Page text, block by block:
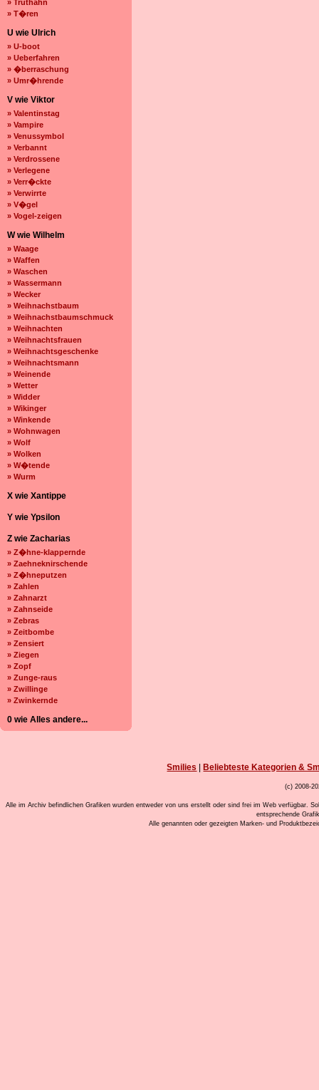
» Truthahn
» T�ren
U wie Ulrich
» U-boot
» Ueberfahren
» �berraschung
» Umr�hrende
V wie Viktor
» Valentinstag
» Vampire
» Venussymbol
» Verbannt
» Verdrossene
» Verlegene
» Verr�ckte
» Verwirrte
» V�gel
» Vogel-zeigen
W wie Wilhelm
» Waage
» Waffen
» Waschen
» Wassermann
» Wecker
» Weihnachstbaum
» Weihnachstbaumschmuck
» Weihnachten
» Weihnachtsfrauen
» Weihnachtsgeschenke
» Weihnachtsmann
» Weinende
» Wetter
» Widder
» Wikinger
» Winkende
» Wohnwagen
» Wolf
» Wolken
» W�tende
» Wurm
X wie Xantippe
Y wie Ypsilon
Z wie Zacharias
» Z�hne-klappernde
» Zaehneknirschende
» Z�hneputzen
» Zahlen
» Zahnarzt
» Zahnseide
» Zebras
» Zeitbombe
» Zensiert
» Ziegen
» Zopf
» Zunge-raus
» Zwillinge
» Zwinkernde
0 wie Alles andere...
Smilies Beliebteste Kategorien &
(c) 2008-
Alle im Archiv befindlichen Grafiken wurden entweder von uns erstellt oder sind frei im Web verfügbar.
entsprechende
Alle genannten oder gezeigten Marken- und